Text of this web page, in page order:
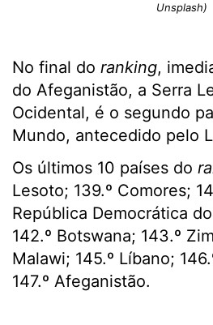
Unsplash)
No final do ranking,
do Afeganistão, a Serra
Ocidental, é o segundo
Mundo, antecedido pelo
Os últimos 10 países do
Lesoto; 139.º Comores;
República Democrática
142.º Botswana; 143.º
Malawi; 145.º Líbano;
147.º Afeganistão.